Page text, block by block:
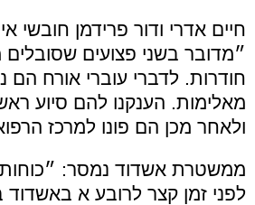
חיים אדרי ודור פרידמן חובשי
״מדובר בשני פצועים שסובלים
חודרות. לדברי עוברי אורח הם
מאלימות. הענקנו להם סיוע
ולאחר מכן הם פונו למרכז
ממשטרת אשדוד נמסר:
לפני זמן קצר לרובע א